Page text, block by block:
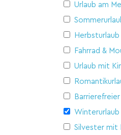
Urlaub am
Herbsturlaub
Fahrrad &
Urlaub mit
Barrierefreier
Winterurlaub
Silvester mit